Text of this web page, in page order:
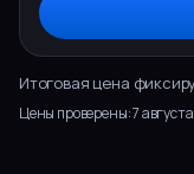
Итоговая цена
Цены проверены:7